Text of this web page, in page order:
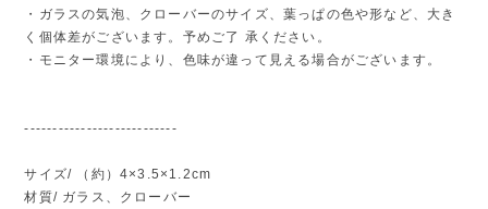
・ガラスの気泡、クローバーのサイズ、葉っぱの色や形など、大き
く個体差がございます。予めご了 承ください。
・モニター環境により、色味が違って見える場合がございます。
---------------------------
サイズ/ （約）4×3.5×1.2cm
材質/ ガラス、クローバー